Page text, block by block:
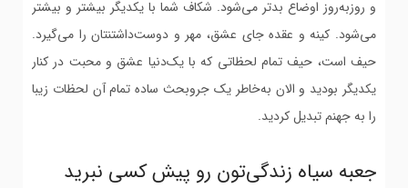
و روزبه‌روز اوضاع بدتر می‌شود. شکاف شما با یکدیگر بیشتر و بیشتر
می‌شود. کینه و عقده جای عشق، مهر و دوست‌داشتنتان را می‌گیرد.
حیف است، حیف تمام لحظاتی که با یک‌دنیا عشق و محبت در کنار
یکدیگر بودید و الان به‌خاطر یک جروبحث ساده تمام آن لحظات زیبا
را به جهنم تبدیل کردید.
جعبه سیاه زندگی‌تون رو پیش کسی نبرید